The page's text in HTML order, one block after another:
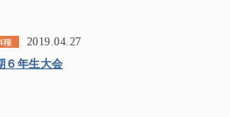
種
2019.04.27
６年生大会